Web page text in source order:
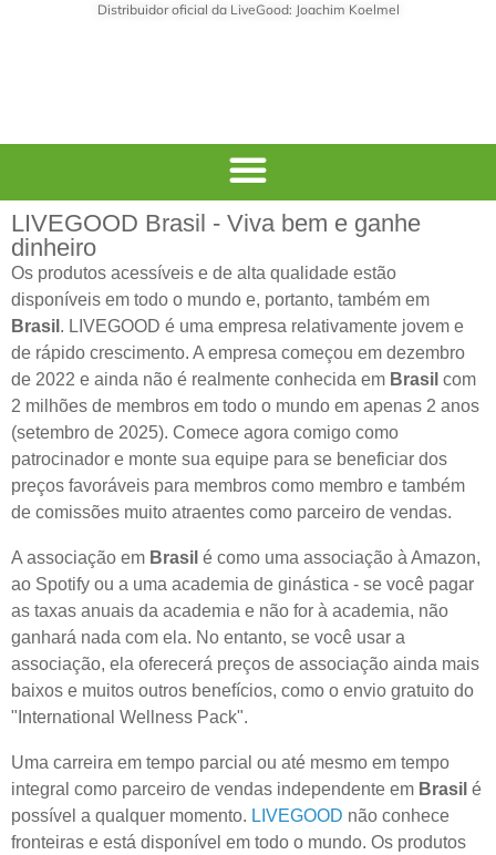
Distribuidor oficial da LiveGood: Joachim Koelmel
LIVEGOOD Brasil - Viva bem e ganhe
dinheiro
Os produtos acessíveis e de alta qualidade estão
disponíveis em todo o mundo e, portanto, também em
Brasil . LIVEGOOD é uma empresa relativamente jovem e
de rápido crescimento. A empresa começou em dezembro
de 2022 e ainda não é realmente conhecida em Brasil com
2 milhões de membros em todo o mundo em apenas 2 anos
(setembro de 2025). Comece agora comigo como
patrocinador e monte sua equipe para se beneficiar dos
preços favoráveis para membros como membro e também
de comissões muito atraentes como parceiro de vendas.
A associação em Brasil é como uma associação à Amazon,
ao Spotify ou a uma academia de ginástica - se você pagar
as taxas anuais da academia e não for à academia, não
ganhará nada com ela. No entanto, se você usar a
associação, ela oferecerá preços de associação ainda mais
baixos e muitos outros benefícios, como o envio gratuito do
"International Wellness Pack".
Uma carreira em tempo parcial ou até mesmo em tempo
integral como parceiro de vendas independente em Brasil é
possível a qualquer momento. LIVEGOOD não conhece
fronteiras e está disponível em todo o mundo. Os produtos